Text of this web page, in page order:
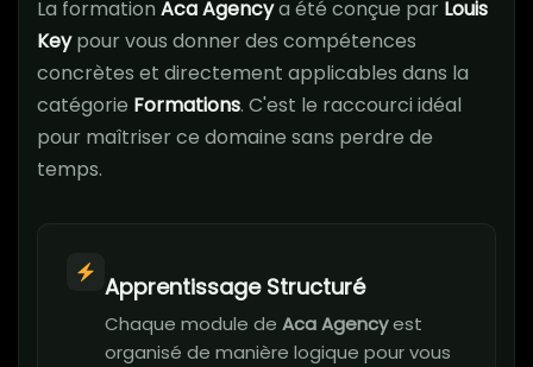
La formation Aca Agencya été conçue par Louis
Keypour vous donner des compétences
concrètes et directement applicables dans la
catégorie Formations. C'est le raccourci idéal
pour maîtriser ce domaine sans perdre de
temps.
Apprentissage Structuré
Chaque module de Aca Agencyest
organisé de manière logique pour vous